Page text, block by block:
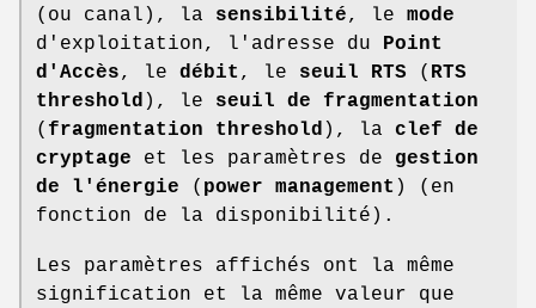
(ou canal), la sensibilité, le mode
d'exploitation, l'adresse du Point
d'Accès, le débit , le seuil RTS ( RTS
threshold ), le seuil de fragmentation
( fragmentation threshold ), la clef de
cryptage et les paramètres de gestion
de l'énergie ( power management ) (en
fonction de la disponibilité).
Les paramètres affichés ont la même
signification et la même valeur que